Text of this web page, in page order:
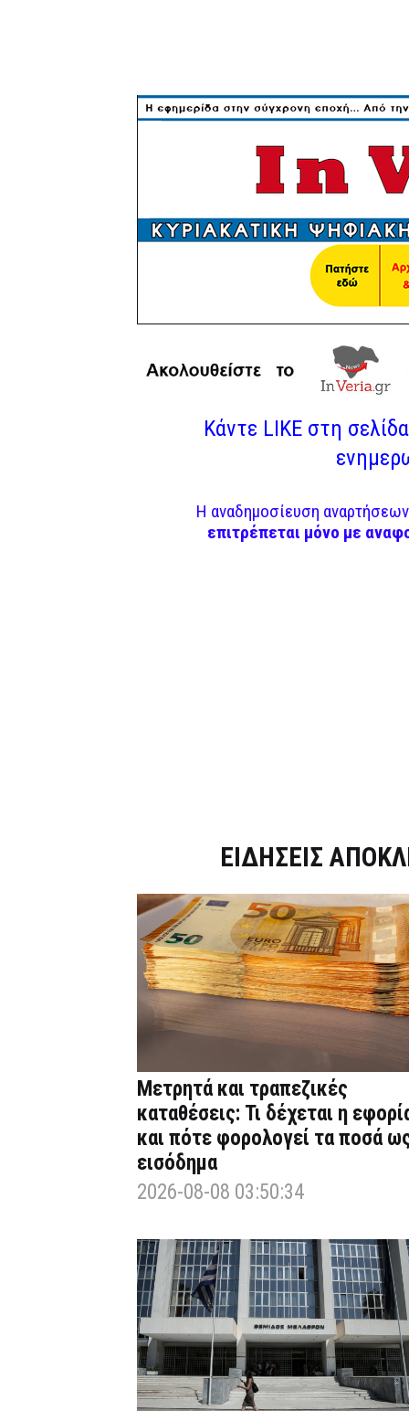
Κάντε LIKE στη
Η αναδημοσίευση
επιτρέπεται μόνο με
ΕΙΔΗΣΕΙΣ
Μετρητά και τραπεζικές
καταθέσεις: Τι δέχεται η
και πότε φορολογεί τα ποσά
εισόδημα
2026-08-08 03:50:34